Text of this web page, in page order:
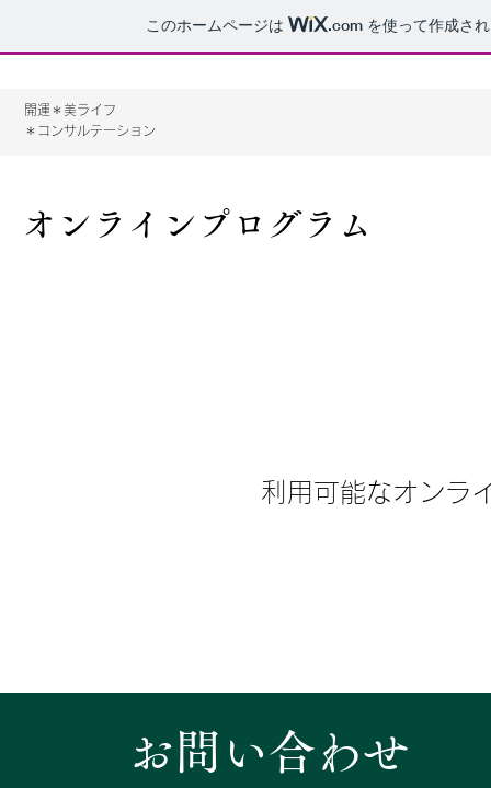
このホームページは .com を使って作成さ
​開運＊美ライフ
＊コンサルテーション
オンラインプログラム
利用可能なオンラ
お問い合わせ